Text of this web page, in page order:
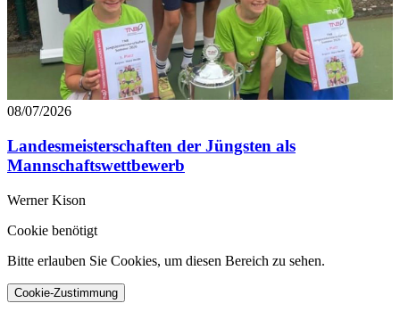
08/07/2026
Landesmeisterschaften der Jüngsten als
Mannschaftswettbewerb
Werner Kison
Cookie benötigt
Bitte erlauben Sie Cookies, um diesen Bereich zu sehen.
Cookie-Zustimmung